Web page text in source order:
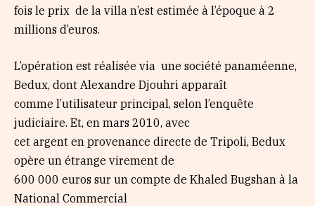
fois le prix de la villa n’est estimée à l’époque à 2
millions d’euros.
L’opération est réalisée via une société panaméenne,
Bedux, dont Alexandre Djouhri apparaît
comme l’utilisateur principal, selon l’enquête
judiciaire. Et, en mars 2010, avec
cet argent en provenance directe de Tripoli, Bedux
opère un étrange virement de
600 000 euros sur un compte de Khaled Bugshan à la
National Commercial